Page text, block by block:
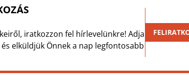
iratkozzon fel hírlevelünkre! Adja
elküldjük Önnek a nap legfontosabb